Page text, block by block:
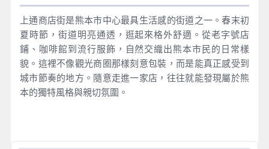
上通商店街是熊本市中心最具生活感的街道之一。春末初
夏時節，街道明亮通透，逛起來格外舒適。從老字號店
鋪、咖啡館到流行服飾，自然交織出熊本市民的日常樣
貌。這裡不像觀光商圈那樣刻意包裝，而是能真正感受到
城市節奏的地方。隨意走進一家店，往往就能發現屬於熊
本的獨特風格與親切氛圍。